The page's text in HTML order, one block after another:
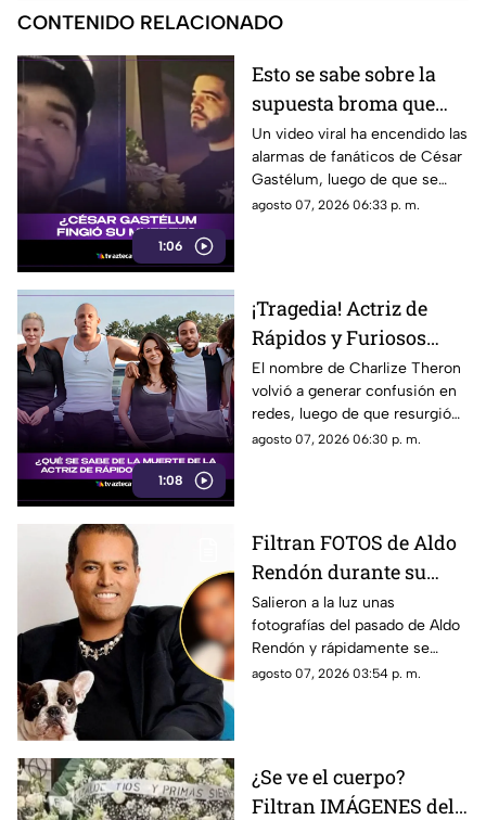
CONTENIDO RELACIONADO
1:06
Esto se sabe sobre la
supuesta broma que
César Gastélum habría
hecho sobre su muerte
Un video viral ha encendido las
alarmas de fanáticos de César
Gastélum, luego de que se
comentara a especular que su
agosto 07, 2026 06:33 p. m.
1:08
¡Tragedia! Actriz de
Rápidos y Furiosos
vivió el PEOR momento
de su vida; esto se sabe
El nombre de Charlize Theron
volvió a generar confusión en
redes, luego de que resurgió
fue el dramático episodio
agosto 07, 2026 06:30 p. m.
Filtran FOTOS de Aldo
Rendón durante su
juventud; ¿quién es y
por qué todos hablan
de él?
Salieron a la luz unas
fotografías del pasado de Aldo
Rendón y rápidamente se
hicieron virales por cómo se
agosto 07, 2026 03:54 p. m.
¿Se ve el cuerpo?
Filtran IMÁGENES del